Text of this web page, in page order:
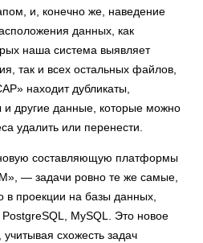
и, конечно же, наведение
данных, как
наша система выявляет
так и всех остальных файлов,
находит дубликаты,
и другие данные, которые можно
удалить или перенести.
составляющую платформы
— задачи ровно те же самые,
в проекции на базы данных,
PostgreSQL, MySQL. Это новое
схожесть задач